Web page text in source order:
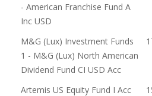
- American Franchise Fund A
Inc USD
M&G (Lux) Investment Funds
1 - M&G (Lux) North American
Dividend Fund CI USD Acc
Artemis US Equity Fund I Acc